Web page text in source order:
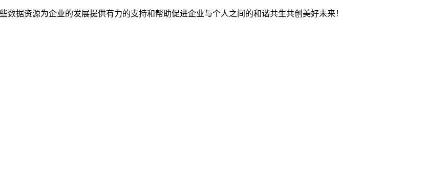
据资源为企业的发展提供有力的支持和帮助促进企业与个人之间的和谐共生共创美好未来！